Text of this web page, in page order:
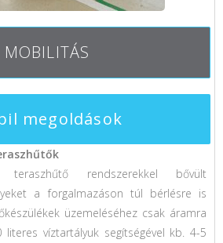
MOBILITÁS
megoldások
rendszerekkel bővült
a forgalmazáson túl bérlésre is
üzemeléséhez csak áramra
literes víztartályuk segítségével kb. 4-5